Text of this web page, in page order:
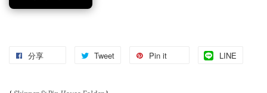
分享 Tweet Pin it LINE